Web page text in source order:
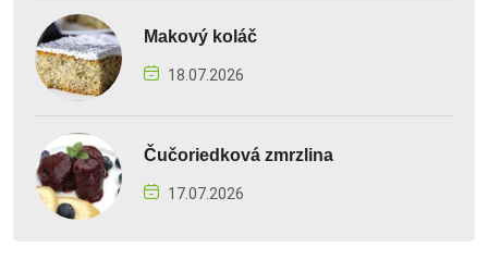
Makový koláč
18.07.2026
Čučoriedková zmrzlina
17.07.2026